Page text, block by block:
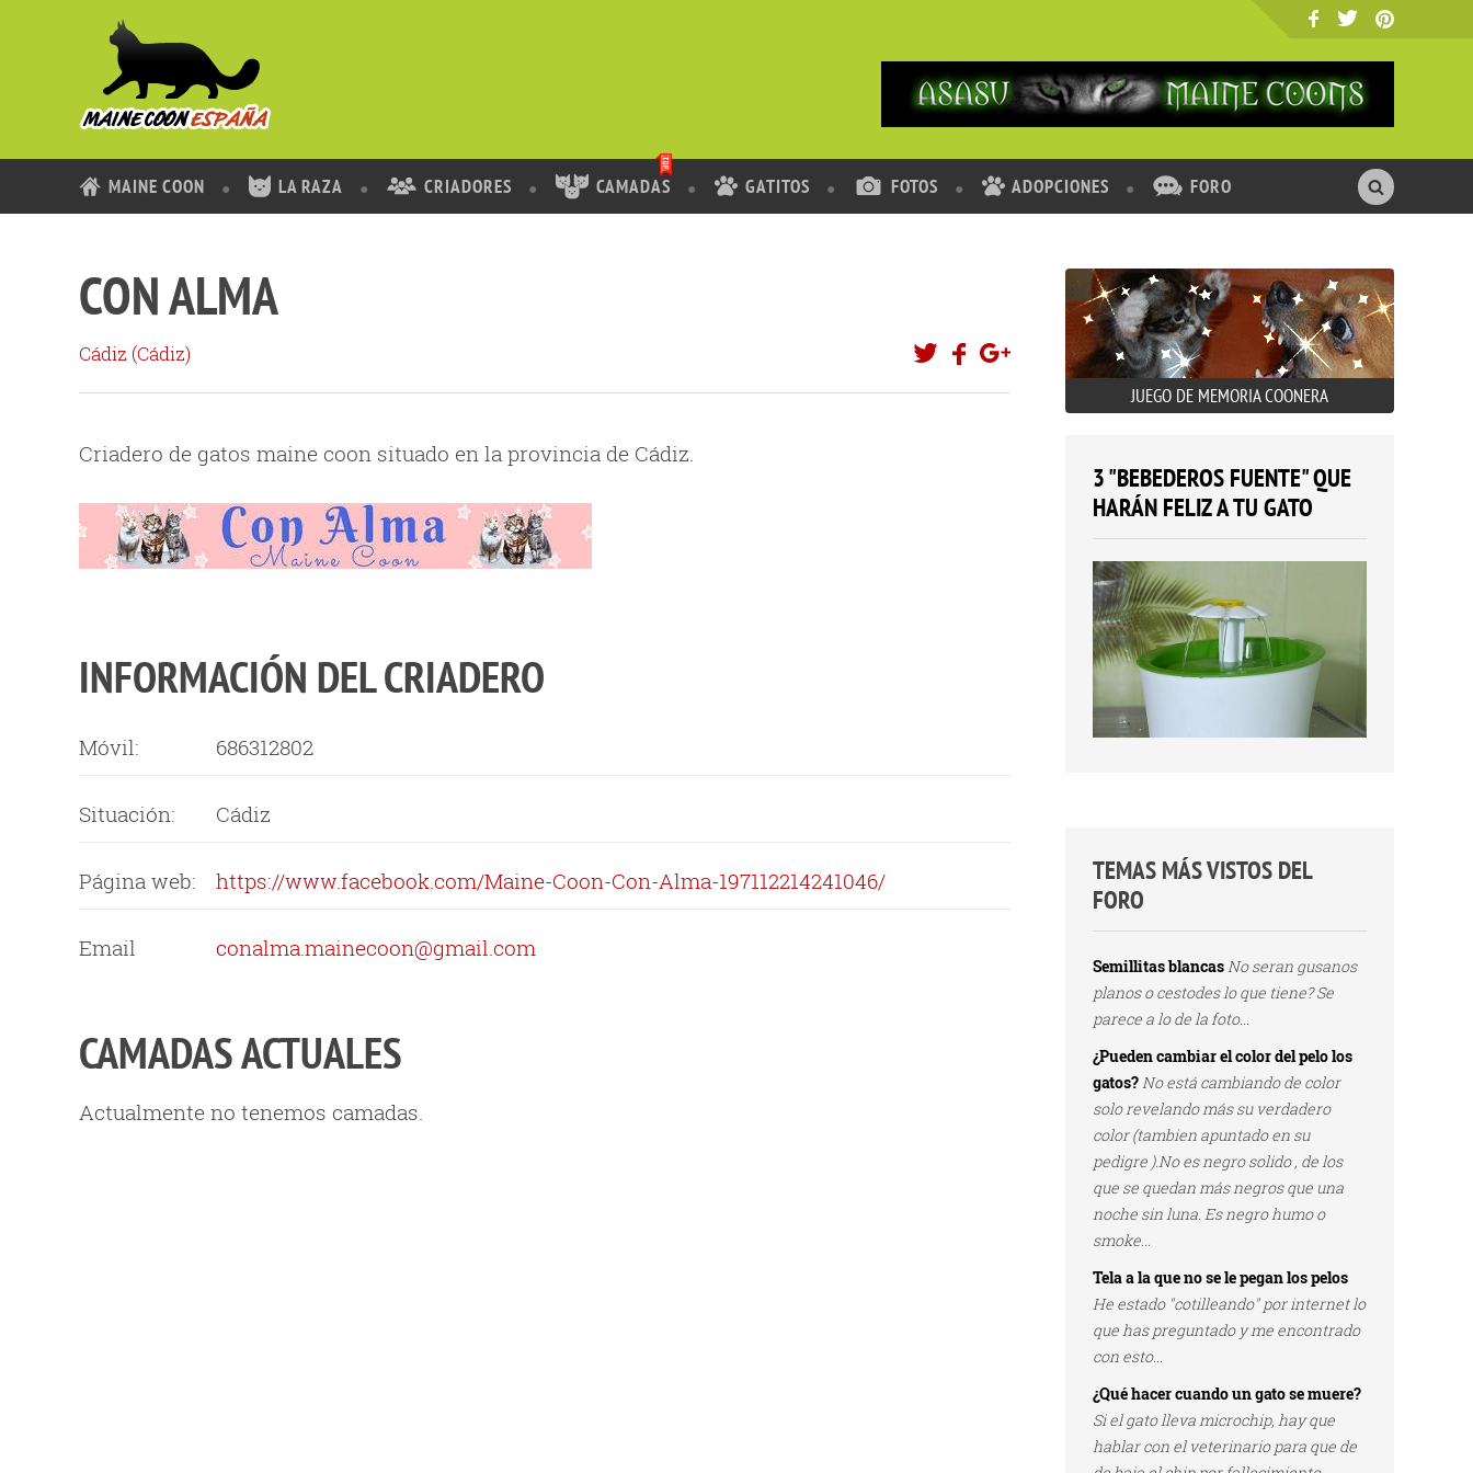
MAINE COON LA RAZA CRIADORES CAMADAS GATITOS FOTOS ADOPCIONES FORO
CON ALMA
Cádiz (Cádiz)
Criadero de gatos maine coon situado en la provincia de Cádiz.
INFORMACIÓN DEL CRIADERO
Móvil: 686312802
Situación: Cádiz
Página web: https://www.facebook.com/Maine-Coon-Con-Alma-197112214241046/
Email conalma.mainecoon@gmail.com
CAMADAS ACTUALES
Actualmente no tenemos camadas.
JUEGO DE MEMORIA COONERA
3 "BEBEDEROS FUENTE" QUE
HARÁN FELIZ A TU GATO
TEMAS MÁS VISTOS DEL
FORO
Semillitas blancasNo seran gusanos
planos o cestodes lo que tiene? Se
parece a lo de la foto...
¿Pueden cambiar el color del pelo los
gatos?No está cambiando de color
solo revelando más su verdadero
color (tambien apuntado en su
pedigre ).No es negro solido , de los
que se quedan más negros que una
noche sin luna. Es negro humo o
smoke...
Tela a la que no se le pegan los pelos
He estado "cotilleando" por internet lo
que has preguntado y me encontrado
con esto...
¿Qué hacer cuando un gato se muere?
Si el gato lleva microchip, hay que
hablar con el veterinario para que de